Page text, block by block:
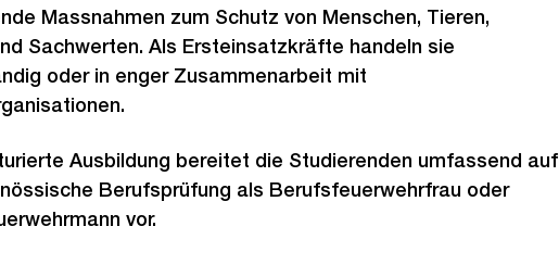
Massnahmen zum Schutz von Menschen, Tieren,
Sachwerten. Als Ersteinsatzkräfte handeln sie
oder in enger Zusammenarbeit mit
Ausbildung bereitet die Studierenden umfassend auf
Berufsprüfung als Berufsfeuerwehrfrau oder
vor.